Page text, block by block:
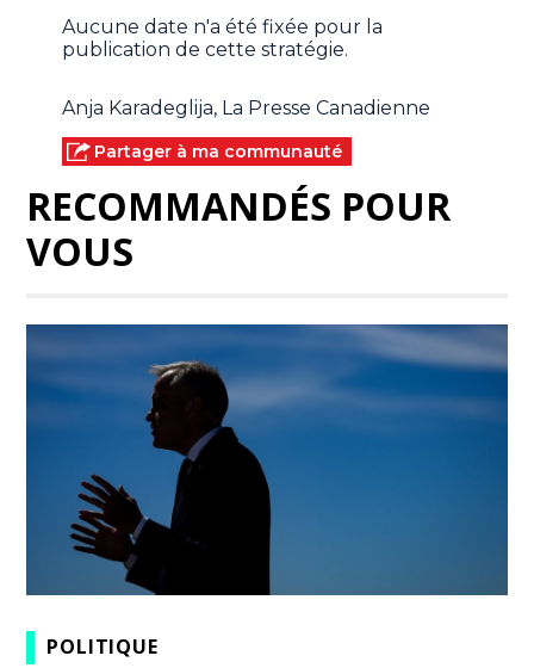
Aucune date n'a été fixée pour la
publication de cette stratégie.
Anja Karadeglija, La Presse Canadienne
Partager à ma communauté
RECOMMANDÉS POUR
VOUS
POLITIQUE